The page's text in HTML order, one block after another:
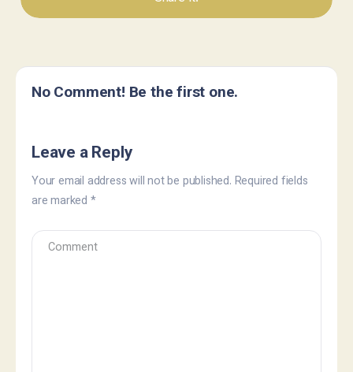
No Comment! Be the first one.
Leave a Reply
Your email address will not be published. Required fields
are marked *